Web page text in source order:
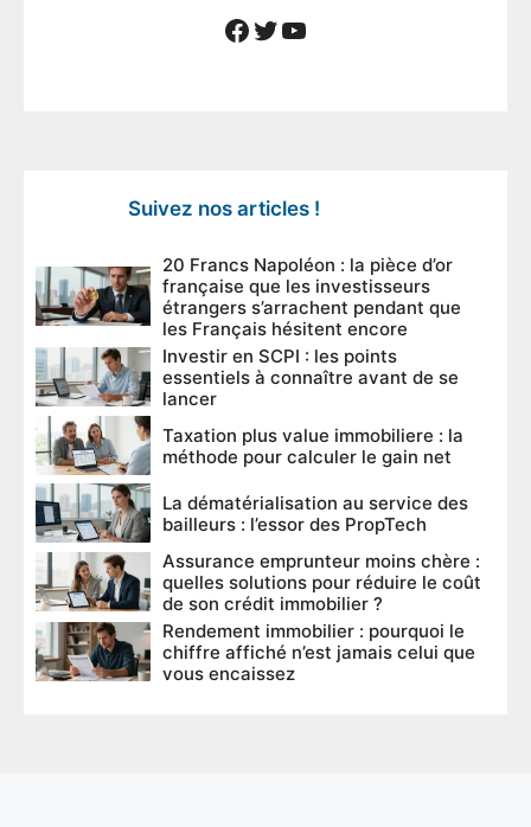
Facebook
Twitter
YouTube
Suivez nos articles !
20 Francs Napoléon : la pièce d’or
française que les investisseurs
étrangers s’arrachent pendant que
les Français hésitent encore
Investir en SCPI : les points
essentiels à connaître avant de se
lancer
Taxation plus value immobiliere : la
méthode pour calculer le gain net
La dématérialisation au service des
bailleurs : l’essor des PropTech
Assurance emprunteur moins chère :
quelles solutions pour réduire le coût
de son crédit immobilier ?
Rendement immobilier : pourquoi le
chiffre affiché n’est jamais celui que
vous encaissez